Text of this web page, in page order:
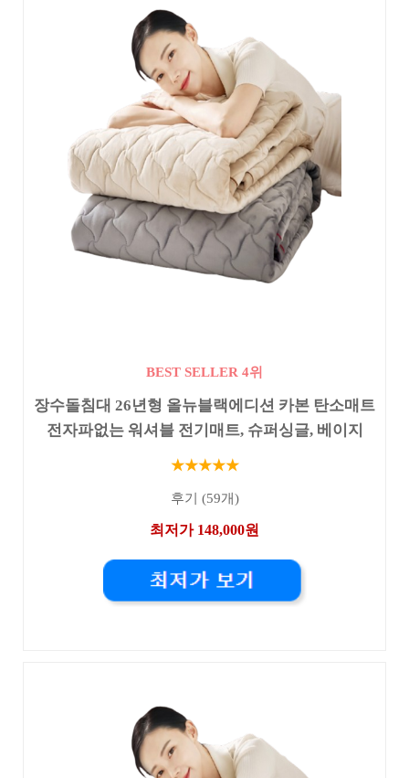
BEST SELLER 4위
장수돌침대 26년형 올뉴블랙에디션 카본 탄소매트
전자파없는 워셔블 전기매트, 슈퍼싱글, 베이지
★★★★★
후기 (59개)
최저가 148,000원